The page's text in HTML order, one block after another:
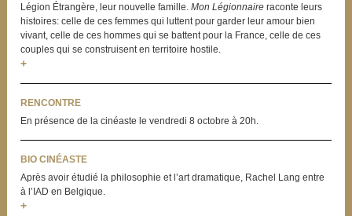
Légion Étrangère, leur nouvelle famille. Mon Légionnaireraconte leurs
histoires: celle de ces femmes qui luttent pour garder leur amour bien
vivant, celle de ces hommes qui se battent pour la France, celle de ces
couples qui se construisent en territoire hostile.
+
RENCONTRE
En présence de la cinéaste le vendredi 8 octobre à 20h.
BIO CINÉASTE
Après avoir étudié la philosophie et l’art dramatique, Rachel Lang entre
à l’IAD en Belgique.
+